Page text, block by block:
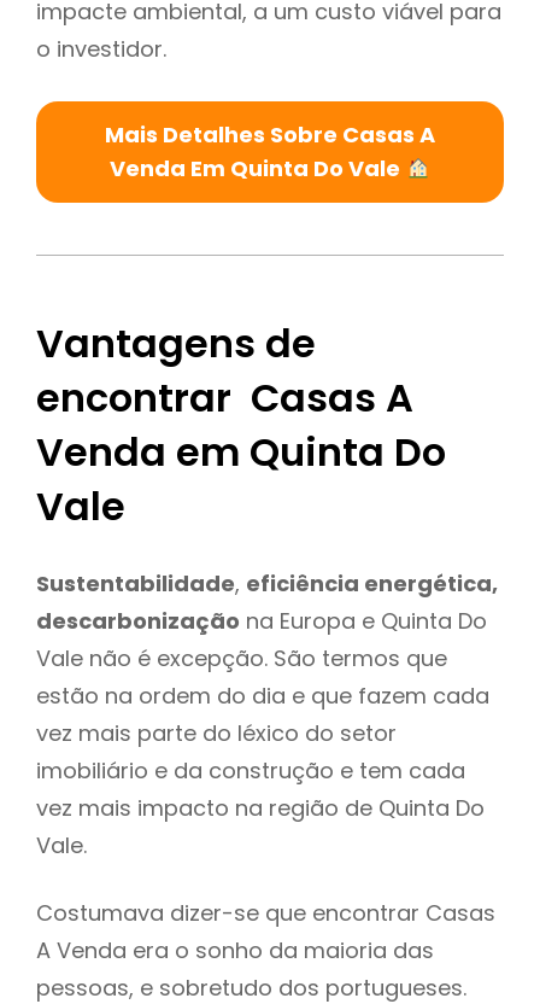
impacte ambiental, a um custo viável para
o investidor.
Mais Detalhes Sobre Casas A
Venda Em Quinta Do Vale
Vantagens de
encontrar Casas A
Venda em Quinta Do
Vale
Sustentabilidade, eficiência energética,
descarbonização na Europa e Quinta Do
Vale não é excepção. São termos que
estão na ordem do dia e que fazem cada
vez mais parte do léxico do setor
imobiliário e da construção e tem cada
vez mais impacto na região de Quinta Do
Vale.
Costumava dizer-se que encontrar Casas
A Venda era o sonho da maioria das
pessoas, e sobretudo dos portugueses.